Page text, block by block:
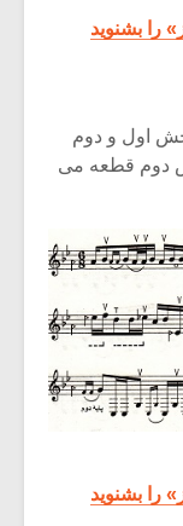
را بشنوید
اول و دوم
دوم قطعه می
را بشنوید